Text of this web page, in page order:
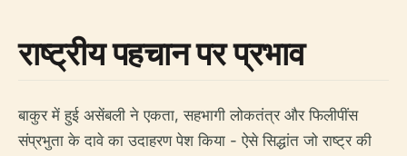
राष्ट्रीय पहचान पर प्रभाव
बाकुर में हुई असेंबली ने एकता, सहभागी लोकतंत्र और फिलीपींस
संप्रभुता के दावे का उदाहरण पेश किया - ऐसे सिद्धांत जो राष्ट्र की